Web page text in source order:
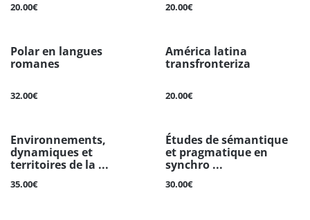
20.00€ 20.00€
Polar en langues
romanes
32.00€
América latina
transfronteriza
20.00€
Environnements,
dynamiques et
territoires de la ...
35.00€
Études de sémantique
et pragmatique en
synchro ...
30.00€